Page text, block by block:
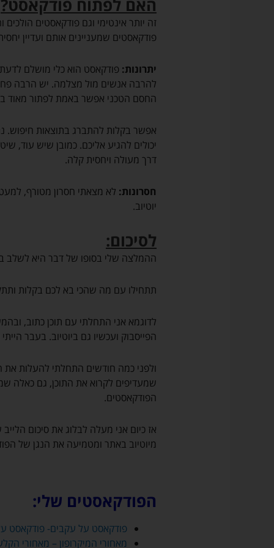
האם לפתוח פודקאסט?
זה יותר אינטימי וגם פודקאסטים הולכים
פודקאסטים שמעניינים אותם ועדיין
יתרונות: פודקאסט הוא כלי מושלם
להרבה אנשים מול מצלמה. יש הרבה
החסם הטכני אפשר באמת לפתור מאוד
אפשר בקלות להתברג בתוצאות חיפוש.
יכולים להגיע אליכם. כמובן שיש עוד,
דרך מעולה ויחסית קלה.
חסרונות: לא מצאתי חסרון מטורף,
יוטיוב.
לסיכום:
ההמלצה שלי בסופו של דבר היא לשלב
תתחילו עם מה שהכי בא לכם בקלות
לדוגמא אני התחלתי עם תוכן כתוב,
הפייסבוק ועכשיו גם ביוטיוב. בעבר
ולפני כמה חודשים התחלתי להעלות את
שמעדיפים לקרוא את התוכן, גם כאלה
הפודקאסטים.
אז כיום אני מעלה לבלוג את סיכום
מיוטיוב באתר ומטמיעה את הנגן של
הפודקאסטים שלי:
פודקאסט על עקבים- פודקאסט
מאחורי המיקרופון – מאחורי
פרסומיים
על
שירותים
אודיובריין
ו/או
על
פעולה
עם
צד
המייל
לא
גורם
צד